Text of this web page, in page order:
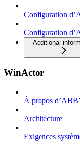
Configuration
Configuration
Additional
WinActor
À propos
Architecture
Exigences